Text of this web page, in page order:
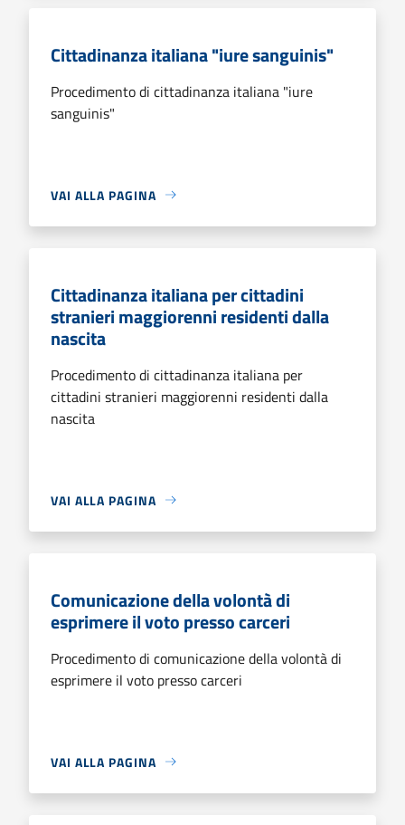
Cittadinanza italiana "iure sanguinis"
Procedimento di cittadinanza italiana "iure
sanguinis"
VAI ALLA PAGINA
Cittadinanza italiana per cittadini
stranieri maggiorenni residenti dalla
nascita
Procedimento di cittadinanza italiana per
cittadini stranieri maggiorenni residenti dalla
nascita
VAI ALLA PAGINA
Comunicazione della volontà di
esprimere il voto presso carceri
Procedimento di comunicazione della volontà di
esprimere il voto presso carceri
VAI ALLA PAGINA